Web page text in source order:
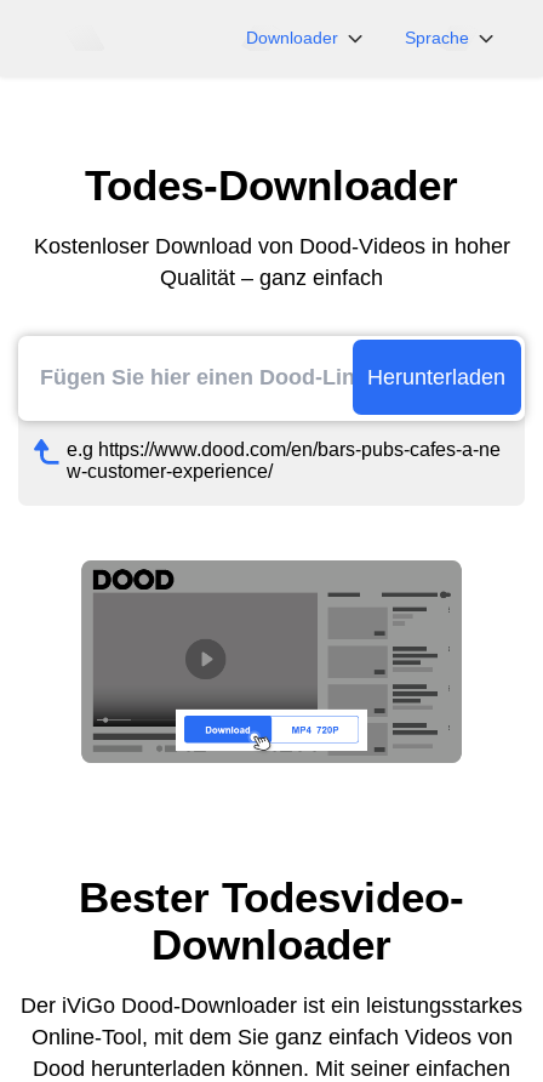
Downloader
OnlyFans
Myfans
Sprache
Português
Todes-Downloader
Kostenloser Download von Dood-Videos in hoher
Qualität – ganz einfach
Herunterladen
e.g https://www.dood.com/en/bars-pubs-cafes-a-ne
w-customer-experience/
Bester Todesvideo-
Downloader
Der iViGo Dood-Downloader ist ein leistungsstarkes
Online-Tool, mit dem Sie ganz einfach Videos von
Dood herunterladen können. Mit seiner einfachen